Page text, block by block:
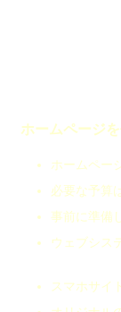
ホームページ
ホームペー
必要な予算
事前に準備
ウェブシス